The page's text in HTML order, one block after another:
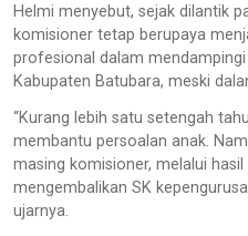
Helmi menyebut, sejak dilantik
komisioner tetap berupaya
profesional dalam
Kabupaten Batubara, meski
“Kurang lebih satu setengah
membantu persoalan anak.
masing komisioner, melalui
mengembalikan SK
ujarnya.